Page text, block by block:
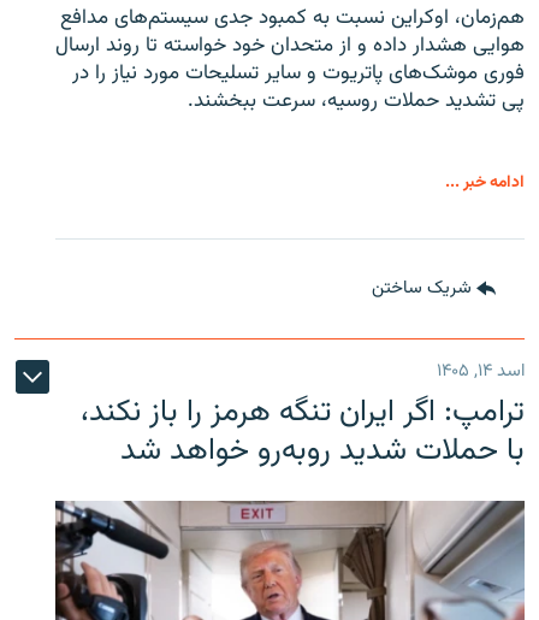
هم‌زمان، اوکراین نسبت به کمبود جدی سیستم‌های مدافع
هوایی هشدار داده و از متحدان خود خواسته تا روند ارسال
فوری موشک‌های پاتریوت و سایر تسلیحات مورد نیاز را در
پی تشدید حملات روسیه، سرعت ببخشند.
ادامه خبر ...
شریک ساختن
اسد ۱۴, ۱۴۰۵
ترامپ: اگر ایران تنگه هرمز را باز نکند،
با حملات شدید روبه‌رو خواهد شد